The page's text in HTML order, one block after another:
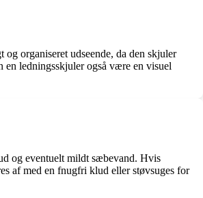
organiseret udseende, da den skjuler
ledningsskjuler også være en visuel
og eventuelt mildt sæbevand. Hvis
af med en fnugfri klud eller støvsuges for